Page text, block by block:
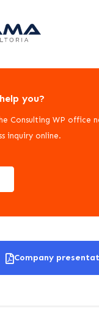
you?
Consulting WP office
inquiry online.
Company